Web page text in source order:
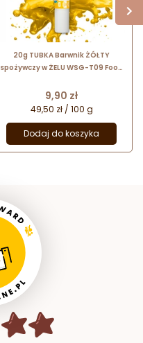
20g TUBKA Barwnik ŻÓŁTY
spożywczy w ŻELU WSG-T09 Food
Cena
9,90 zł
49,50 zł / 100 g
Dodaj do koszyka